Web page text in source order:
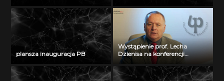
plansza inauguracja PB
Wystąpienie prof. Lecha
Dzienisa na konferencji
„Integration, partnership and
innovations in civil engineering
and education”